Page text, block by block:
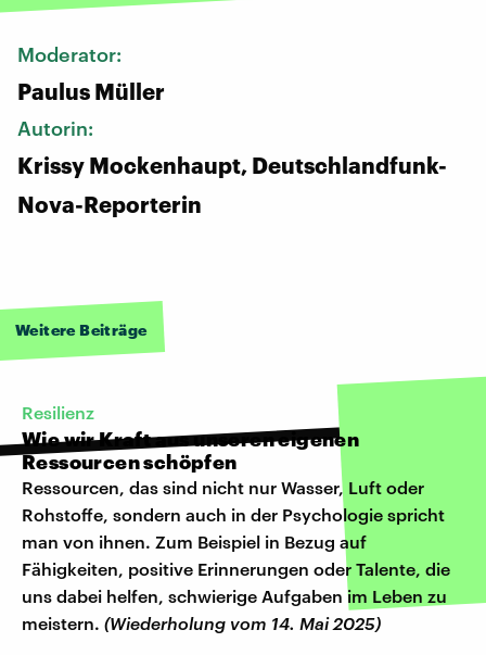
Moderator:
Paulus Müller
Autorin:
Krissy Mockenhaupt, Deutschlandfunk-
Nova-Reporterin
Weitere Beiträge
Resilienz
Wie wir Kraft aus unseren eigenen
Ressourcen schöpfen
Ressourcen, das sind nicht nur Wasser, Luft oder
Rohstoffe, sondern auch in der Psychologie spricht
man von ihnen. Zum Beispiel in Bezug auf
Fähigkeiten, positive Erinnerungen oder Talente, die
uns dabei helfen, schwierige Aufgaben im Leben zu
meistern. (Wiederholung vom 14. Mai 2025)